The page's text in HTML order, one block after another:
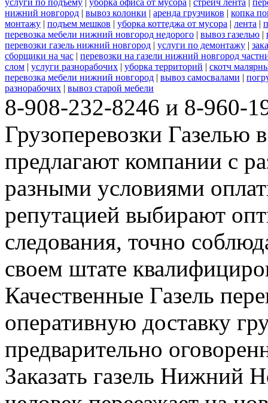
услуги по подъему | уборка офиса от мусора | стрейч лента |
нижний новгород | вывоз колонки | аренда грузчиков | копка
монтажу | подъем мешков | уборка коттеджа от мусора | лента |
перевозка мебели нижний новгород недорого | вывоз газелью |
перевозки газель нижний новгород | услуги по демонтажу |
сборщики на час | перевозки на газели нижний новгород
слом | услуги разнорабочих | уборка территорий | скотч
перевозка мебели нижний новгород | вывоз самосвалами |
разнорабочих | вывоз старой мебели
8-908-232-8246 и 8-960-
Грузоперевозки
предлагают компании с
разными условиями
репутацией выбирают
следования, точно
своем штате
Качественные Газель
оперативную доставку
предварительно
Заказать газель Нижний